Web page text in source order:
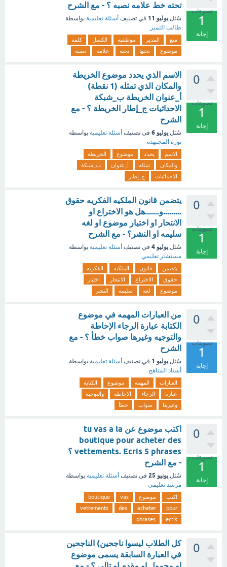
تصويتات
1
إجابة
تحته خط علامه نصبه ؟ - مع الشرح
سُئل يوليو 11 في تصنيف أسئلة تعليمية بواسطة
طالب التميز
منع المدير موظفيه الكسل
كلمه
موضوع
تحتها تحته علامه نصبه
0
تصويتات
1
إجابة
الاسم الذي يحدد موضوع الخريطة
والمكان الذي تمثله (1 نقطة)
أ_عنوان الخريطة ب_شبكة
الاحداثيات ج_إطار الخريطة ؟ - مع
الشرح
سُئل يوليو 6 في تصنيف أسئلة تعليمية بواسطة
نورة المجتهدة
الاسم يحدد موضوع
الخريطة
والمكان
تمثله أ_عنوان
ب_شبكة
الاحداثيات
ج_إطار
0
تصويتات
1
إجابة
يتضمن قانون الملكيه الفكريه حقوق
.........و.......هل هو الاختراع او
الانتحار او اختيار موضوع او لغه
سليمه او النشر؟ - مع الشرح
سُئل يوليو 4 في تصنيف أسئلة تعليمية بواسطة
مستشار تعليمي
يتضمن قانون الملكيه
الفكريه
حقوق
الاختراع الانتحار
اختيار
موضوع
لغه سليمه النشر
0
تصويتات
1
إجابة
من العبارات المهمه في موضوع
الكتابة عبارة الرجاء الإحاطة
والتوجيه وغيرها صواب خطأ ؟ - مع
الشرح
سُئل يوليو 1 في تصنيف أسئلة تعليمية بواسطة
أستاذ المناهج
العبارات المهمه موضوع
الكتابة
عبارة
الرجاء الإحاطة
والتوجيه
وغيرها
صواب خطأ
0
تصويتات
1
إجابة
اكتب موضوع عن tu vas a la
boutique pour acheter des
vettements. Ecris 5 phrases ؟
- مع الشرح
سُئل يونيو 25 في تصنيف أسئلة تعليمية بواسطة
مرشد تعليمي
اكتب موضوع vas
boutique
pour
acheter
des
vettements
ecris
phrases
0
‏كل الطلاب ليسوا ناجحين) ‏الناجحين
في العبارة السابقة يسمى موضوع